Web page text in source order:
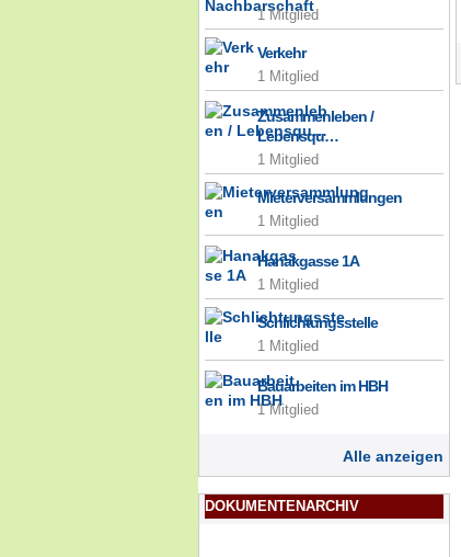
1 Mitglied
Verkehr
1 Mitglied
Zusammenleben /
Lebensqu…
1 Mitglied
Mieterversammlungen
1 Mitglied
Hanakgasse 1A
1 Mitglied
Schlichtungsstelle
1 Mitglied
Bauarbeiten im HBH
1 Mitglied
Alle anzeigen
DOKUMENTENARCHIV